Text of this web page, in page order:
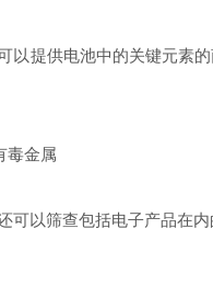
提供电池中的关键元素的
金属
以筛查包括电子产品在内